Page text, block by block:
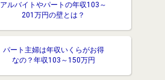
アルバイトやパートの年収103～
201万円の壁とは？
パート主婦は年収いくらがお得
なの？年収103～150万円